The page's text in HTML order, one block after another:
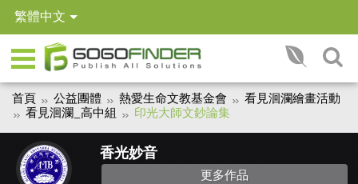
繁體中文
首頁 公益團體 熱愛生命文教基金會
看見洄瀾繪畫活動
看見洄瀾_高中組
印光大師文鈔論集
香光妙音
更多作品